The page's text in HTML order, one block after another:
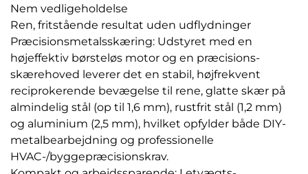
Nem vedligeholdelse
Ren, fritstående resultat uden udflydninger
Præcisionsmetalsskæring: Udstyret med en
højeffektiv børsteløs motor og en præcisions-
skærehoved leverer det en stabil, højfrekvent
reciprokerende bevægelse til rene, glatte skær på
almindelig stål (op til 1,6 mm), rustfrit stål (1,2 mm)
og aluminium (2,5 mm), hvilket opfylder både DIY-
metalbearbejdning og professionelle
HVAC-/byggepræcisionskrav.